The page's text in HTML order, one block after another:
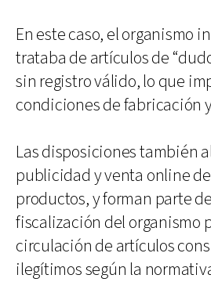
En este caso, el organismo
trataba de artículos de
sin registro válido, lo que
condiciones de fabricación
Las disposiciones también
publicidad y venta online
productos, y forman parte
fiscalización del organismo
circulación de artículos
ilegítimos según la